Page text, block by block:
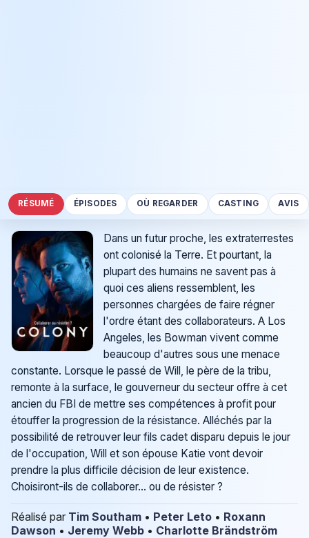
RÉSUMÉ ÉPISODES OÙ REGARDER CASTING AVIS
Dans un futur proche, les extraterrestes
ont colonisé la Terre. Et pourtant, la
plupart des humains ne savent pas à
quoi ces aliens ressemblent, les
personnes chargées de faire régner
l'ordre étant des collaborateurs. A Los
Angeles, les Bowman vivent comme
beaucoup d'autres sous une menace
constante. Lorsque le passé de Will, le père de la tribu,
remonte à la surface, le gouverneur du secteur offre à cet
ancien du FBI de mettre ses compétences à profit pour
étouffer la progression de la résistance. Alléchés par la
possibilité de retrouver leur fils cadet disparu depuis le jour
de l'occupation, Will et son épouse Katie vont devoir
prendre la plus difficile décision de leur existence.
Choisiront-ils de collaborer... ou de résister ?
Réalisé par Tim Southam • Peter Leto • Roxann
Dawson • Jeremy Webb • Charlotte Brändström